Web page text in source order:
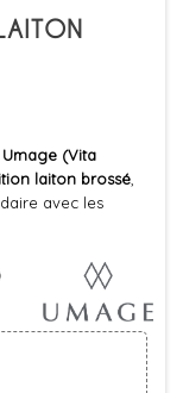
Umage (Vita
laiton brossé
avec les